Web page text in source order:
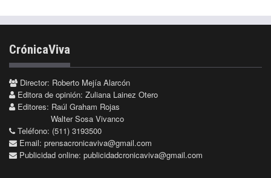
CrónicaViva
Director: Roberto Mejía Alarcón
Editora de opinión: Zuliana Lainez Otero
Editores: Raúl Graham Rojas
Walter Sosa Vivanco
Teléfono: (511) 3193500
Email: prensacronicaviva@gmail.com
Publicidad online: publicidadcronicaviva@gmail.com